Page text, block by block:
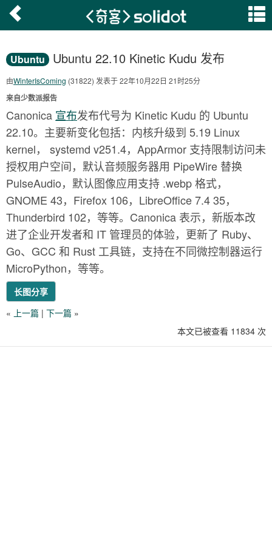
Ubuntu Ubuntu 22.10 Kinetic Kudu 发布
由WinterIsComing (31822) 发表于 22年10月22日 21时25分
来自少数派报告
Canonica 宣布发布代号为 Kinetic Kudu 的 Ubuntu
22.10。主要新变化包括：内核升级到 5.19 Linux
kernel， systemd v251.4，AppArmor 支持限制访问未
授权用户空间，默认音频服务器用 PipeWire 替换
PulseAudio，默认图像应用支持 .webp 格式，
GNOME 43，Firefox 106，LibreOffice 7.4 35，
Thunderbird 102，等等。Canonica 表示，新版本改
进了企业开发者和 IT 管理员的体验，更新了 Ruby、
Go、GCC 和 Rust 工具链，支持在不同微控制器运行
MicroPython，等等。
长图分享
« 上一篇 | 下一篇 »
本文已被查看 11834 次